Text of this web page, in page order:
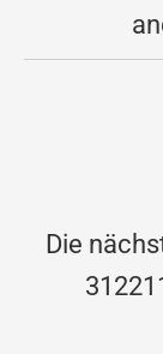
Die